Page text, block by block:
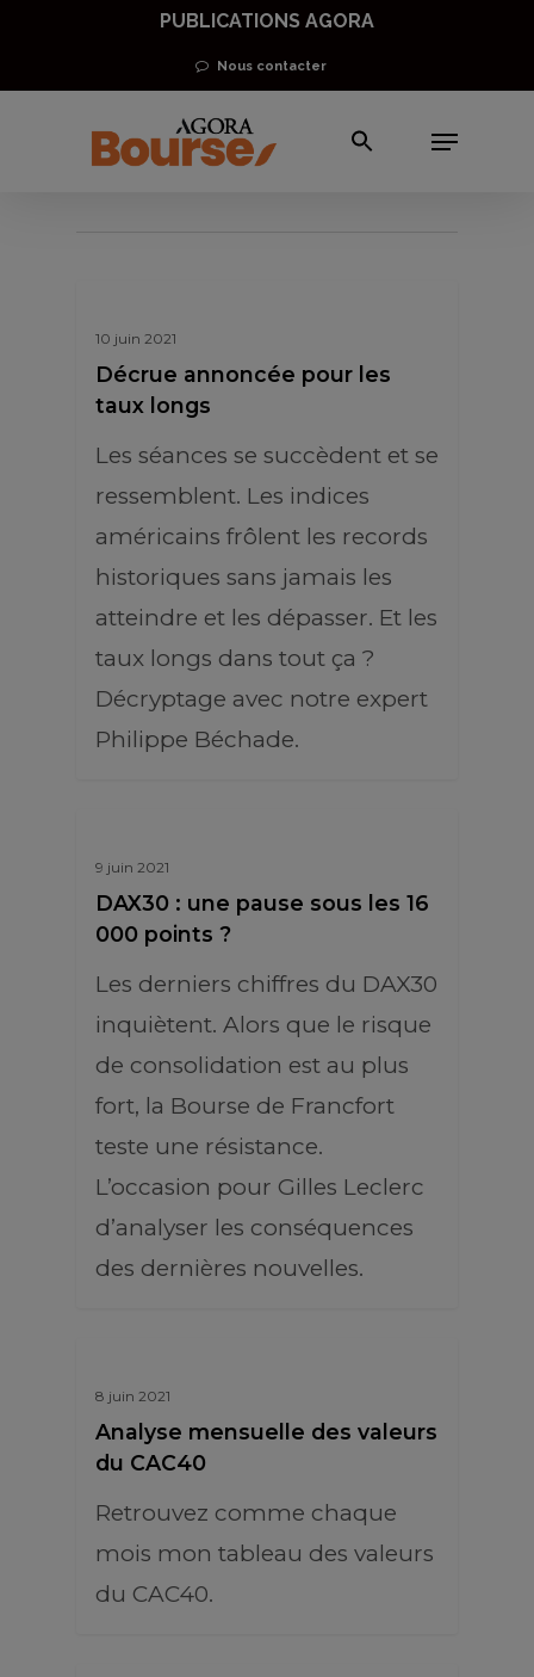
main
PUBLICATIONS AGORA
Nous contacter
Menu
Indices & Marchés
10 juin 2021
Décrue annoncée pour les
taux longs
Les séances se succèdent et se
ressemblent. Les indices
américains frôlent les records
historiques sans jamais les
atteindre et les dépasser. Et les
taux longs dans tout ça ?
Décryptage avec notre expert
Philippe Béchade.
9 juin 2021
DAX30 : une pause sous les 16
000 points ?
Les derniers chiffres du DAX30
inquiètent. Alors que le risque
de consolidation est au plus
fort, la Bourse de Francfort
teste une résistance.
L’occasion pour Gilles Leclerc
d’analyser les conséquences
des dernières nouvelles.
8 juin 2021
Analyse mensuelle des valeurs
du CAC40
Retrouvez comme chaque
mois mon tableau des valeurs
du CAC40.